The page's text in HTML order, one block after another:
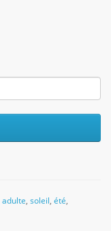
adulte, soleil, été,